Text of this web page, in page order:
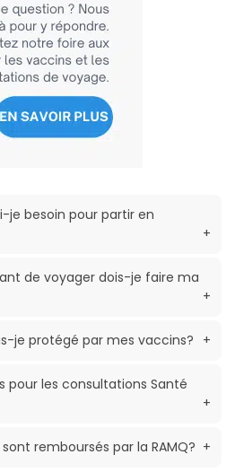
besoin pour partir en
+
de voyager dois-je faire ma
+
je protégé par mes vaccins? +
pour les consultations Santé
+
remboursés par la RAMQ? +